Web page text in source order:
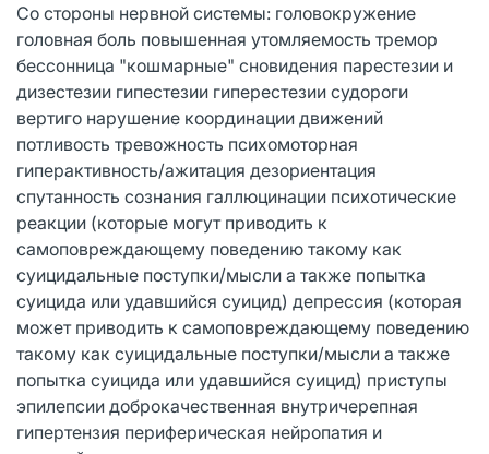
Со стороны нервной системы: головокружение
головная боль повышенная утомляемость тремор
бессонница "кошмарные" сновидения парестезии и
дизестезии гипестезии гиперестезии судороги
вертиго нарушение координации движений
потливость тревожность психомоторная
гиперактивность/ажитация дезориентация
спутанность сознания галлюцинации психотические
реакции (которые могут приводить к
самоповреждающему поведению такому как
суицидальные поступки/мысли а также попытка
суицида или удавшийся суицид) депрессия (которая
может приводить к самоповреждающему поведению
такому как суицидальные поступки/мысли а также
попытка суицида или удавшийся суицид) приступы
эпилепсии доброкачественная внутричерепная
гипертензия периферическая нейропатия и